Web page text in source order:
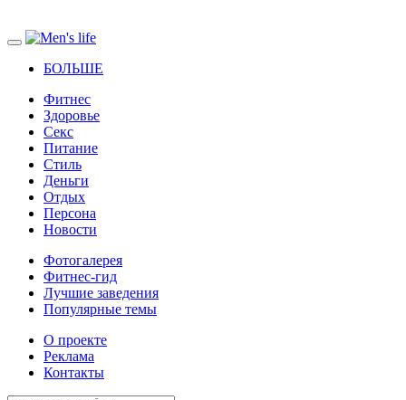
БОЛЬШЕ
Фитнес
Здоровье
Секс
Питание
Стиль
Деньги
Отдых
Персона
Новости
Фотогалерея
Фитнес-гид
Лучшие заведения
Популярные темы
О проекте
Реклама
Контакты